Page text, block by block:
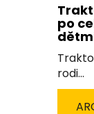
po
rodi...